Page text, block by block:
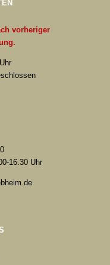
vorheriger
16:30 Uhr